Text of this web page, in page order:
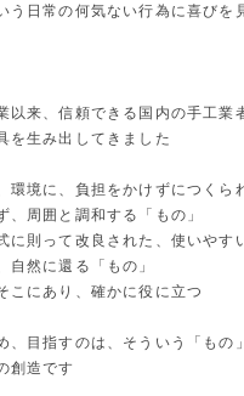
う日常の何気ない行為に喜びを
以来、信頼できる国内の手工業
を生み出してきました
環境に、負担をかけずにつくら
、周囲と調和する「もの」
に則って改良された、使いやす
自然に還る「もの」
こにあり、確かに役に立つ
、目指すのは、そういう「もの
創造です